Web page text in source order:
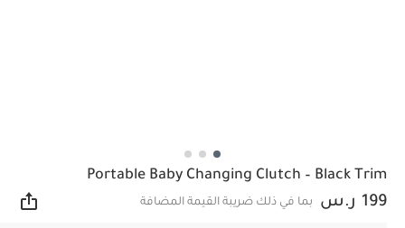
Portable Baby Changing Clutch – Black Trim
199 ر.س بما في ذلك ضريبة القيمة المضافة